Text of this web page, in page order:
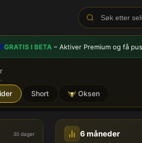
GRATIS I BETA – Aktiver Premium og få
Short Oksen
(HUNT) -
30 dager 6 måneder